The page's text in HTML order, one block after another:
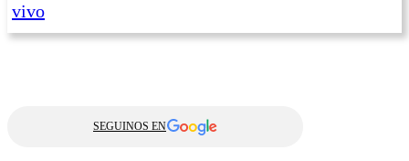
vivo
SEGUINOS EN